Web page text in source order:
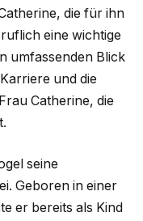
die für ihn
eine wichtige
umfassenden Blick
und die
Catherine, die
seine
Geboren in einer
er bereits als Kind